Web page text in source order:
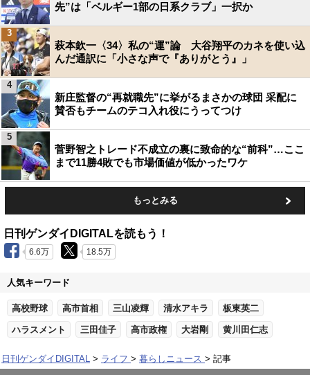
先”は「ベルギー1部の日系クラブ」一択か
萩本欽一〈34〉私の“運”論 大谷翔平のカネを使い込
んだ通訳に「小さな声で『ありがとう』」
3
新庄監督の“再就職先”に挙がるまさかの球団 采配に
賛否もチームのテコ入れ役にうってつけ
4
菅野智之トレード不成立の裏に致命的な“前科”…ここ
まで11勝4敗でも市場価値が低かったワケ
5
もっとみる
日刊ゲンダイDIGITALを読もう！
6.6万 18.5万
人気キーワード
高校野球 高市首相 三山凌輝 清水アキラ 板東英二
ハラスメント 三田佳子 高市政権 大岩剛 黄川田仁志
日刊ゲンダイDIGITAL ライフ 暮らしニュース 記事